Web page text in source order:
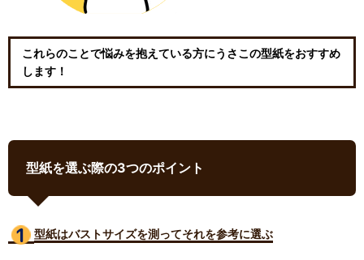
これらのことで悩みを抱えている方にうさこの型紙をおすすめ
します！
型紙を選ぶ際の3つのポイント
型紙はバストサイズを測ってそれを参考に選ぶ